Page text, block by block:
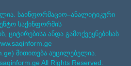
საინფორმაციო–ანალიტიკური
საქინფორმის
ციტირებისა ანდა გამოქვეყნებისას
მითითება აუცილებელია.
All Rights Reserved.